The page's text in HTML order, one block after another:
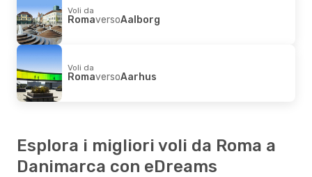
Voli da
RomaversoAalborg
Voli da
RomaversoAarhus
Esplora i migliori voli da Roma a
Danimarca con eDreams